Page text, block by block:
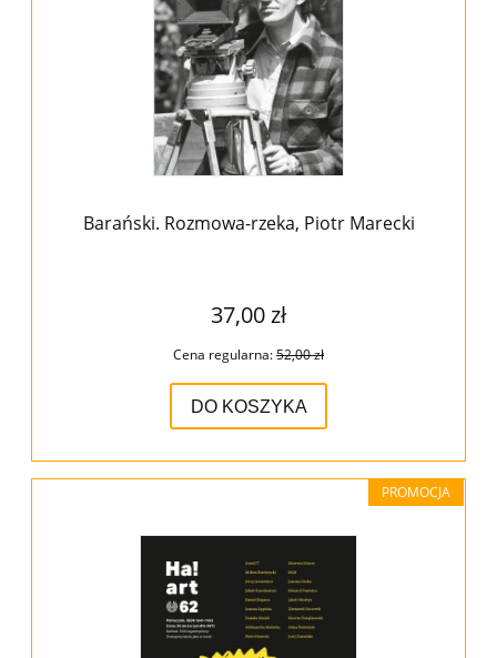
Barański. Rozmowa-rzeka, Piotr Marecki
37,00 zł
Cena regularna:52,00 zł
DO KOSZYKA
PROMOCJA